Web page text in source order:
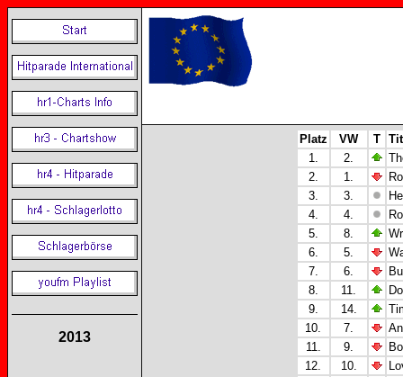
2013
Platz VW T
1.
2.
2.
1.
3.
3.
4.
4.
5.
8.
6.
5.
7.
6.
8.
11.
9.
14.
10.
7.
11.
9.
12.
10.